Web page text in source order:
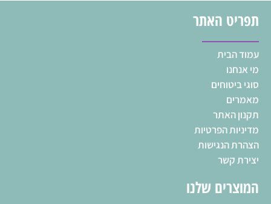
תפריט האתר
עמוד הבית
מי אנחנו
סוגי ביטוחים
מאמרים
תקנון האתר
מדיניות הפרטיות
הצהרת הנגישות
יצירת קשר
המוצרים שלנו